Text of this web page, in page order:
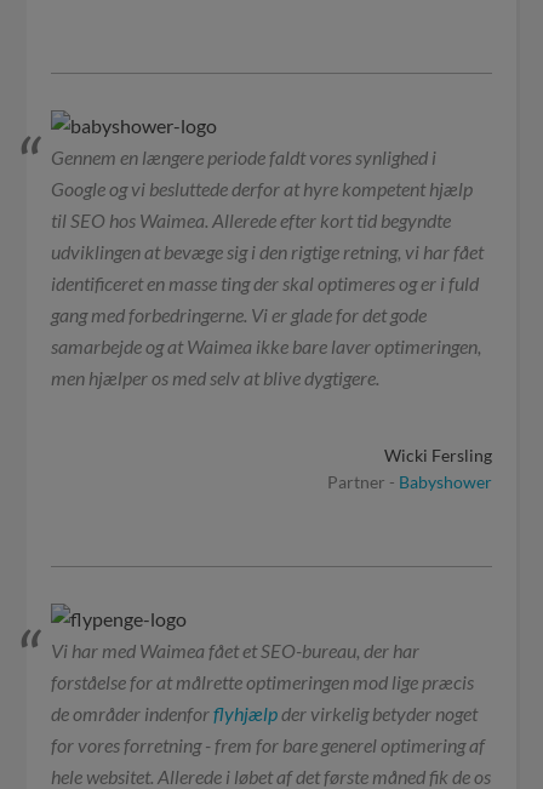
Gennem en længere periode faldt vores synlighed i
Google og vi besluttede derfor at hyre kompetent hjælp
til SEO hos Waimea. Allerede efter kort tid begyndte
udviklingen at bevæge sig i den rigtige retning, vi har fået
identificeret en masse ting der skal optimeres og er i fuld
gang med forbedringerne. Vi er glade for det gode
samarbejde og at Waimea ikke bare laver optimeringen,
men hjælper os med selv at blive dygtigere.
Wicki Fersling
Partner - Babyshower
Vi har med Waimea fået et SEO-bureau, der har
forståelse for at målrette optimeringen mod lige præcis
de områder indenforflyhjælpder virkelig betyder noget
for vores forretning - frem for bare generel optimering af
hele websitet. Allerede i løbet af det første måned fik de os